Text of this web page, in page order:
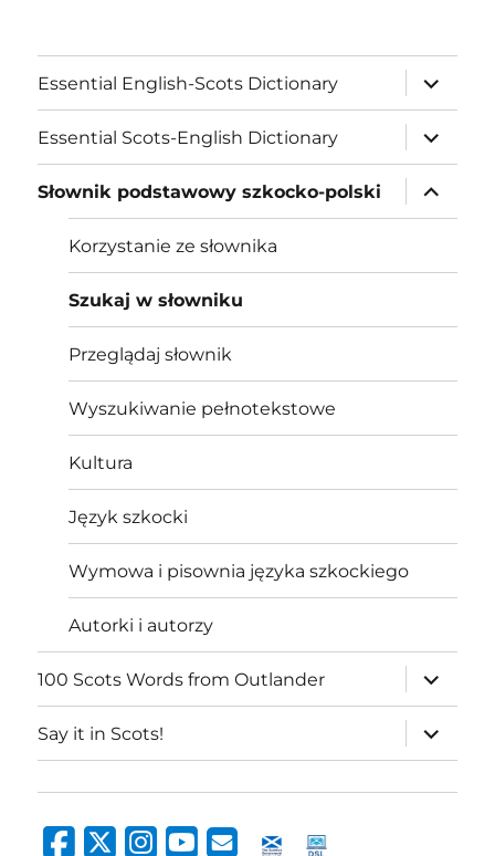
Essential English-Scots Dictionary
expand
child
menu
Essential Scots-English Dictionary
expand
child
menu
Słownik podstawowy szkocko-polski
expand
child
menu
Korzystanie ze słownika
Szukaj w słowniku
Przeglądaj słownik
Wyszukiwanie pełnotekstowe
Kultura
Język szkocki
Wymowa i pisownia języka szkockiego
Autorki i autorzy
100 Scots Words from Outlander
expand
child
menu
Say it in Scots!
expand
child
menu